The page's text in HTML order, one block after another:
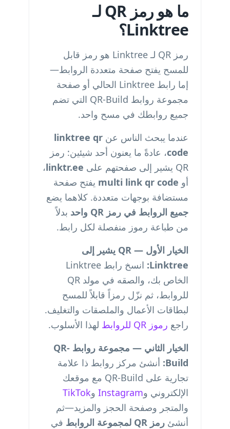
ما هو رمز QR لـ
Linktree؟
رمز QR لـ Linktree هو رمز قابل
للمسح يفتح صفحة متعددة الروابط—
إما رابط Linktree الحالي أو صفحة
مجموعة روابط QR-Build التي تضم
جميع روابطك في مسح واحد.
عندما يبحث الناس عن linktree qr
code، عادةً ما يعنون أحد شيئين: رمز
QR يشير إلى صفحتهم على
linktr.ee،
أو multi link qr code يفتح صفحة
مستضافة بوجهات متعددة. كلاهما يضع
جميع الروابط في رمز QR واحد
بدلاً
من طباعة رموز منفصلة لكل رابط.
الخيار الأول — QR يشير إلى
Linktree:
انسخ رابط Linktree
الخاص بك، والصقه في مولد QR
للروابط، ثم نزّل رمزاً قابلاً للمسح
لبطاقات الأعمال والملصقات والتغليف.
راجع رموز QR للروابط
لهذا الأسلوب.
الخيار الثاني — مجموعة روابط QR-
Build: أنشئ مركز روابط ذا علامة
تجارية على QR-Build مع موقعك
الإلكتروني وInstagram وTikTok
والمتجر وصفحة الحجز والمزيد—ثم
أنشئ رمز QR لمجموعة الروابط
في